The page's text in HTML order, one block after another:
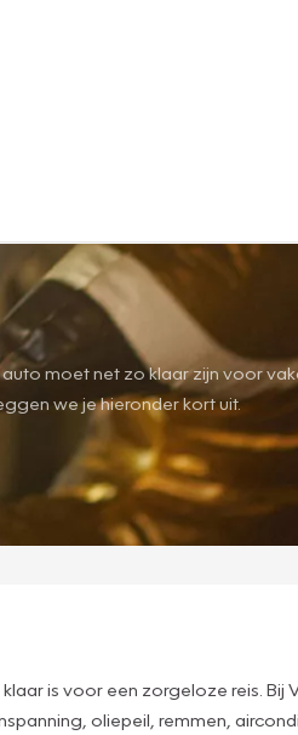
moet net zo klaar zijn voor
we je hieronder kort uit.
is voor een zorgeloze reis.
oliepeil, remmen,